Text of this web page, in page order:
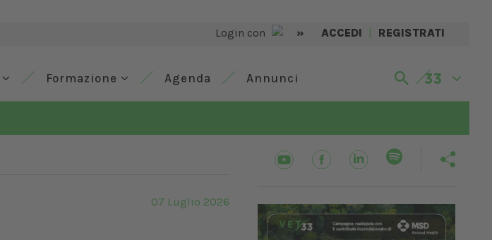
Login con » ACCEDI | REGISTRATI
Formazione Agenda Annunci
07 Luglio 2026